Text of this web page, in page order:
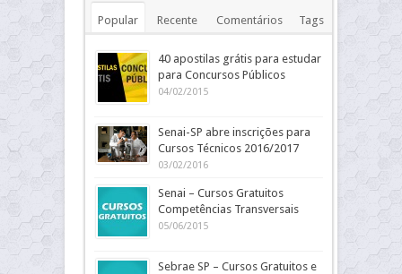
Popular Recente Comentários Tags
40 apostilas grátis para estudar
para Concursos Públicos
04/02/2015
Senai-SP abre inscrições para
Cursos Técnicos 2016/2017
03/02/2016
Senai – Cursos Gratuitos
Competências Transversais
05/06/2015
Sebrae SP – Cursos Gratuitos e